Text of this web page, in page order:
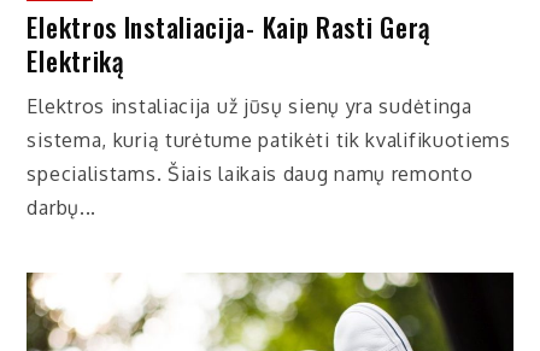
Elektros Instaliacija- Kaip Rasti Gerą
Elektriką
Elektros instaliacija už jūsų sienų yra sudėtinga
sistema, kurią turėtume patikėti tik kvalifikuotiems
specialistams. Šiais laikais daug namų remonto
darbų...